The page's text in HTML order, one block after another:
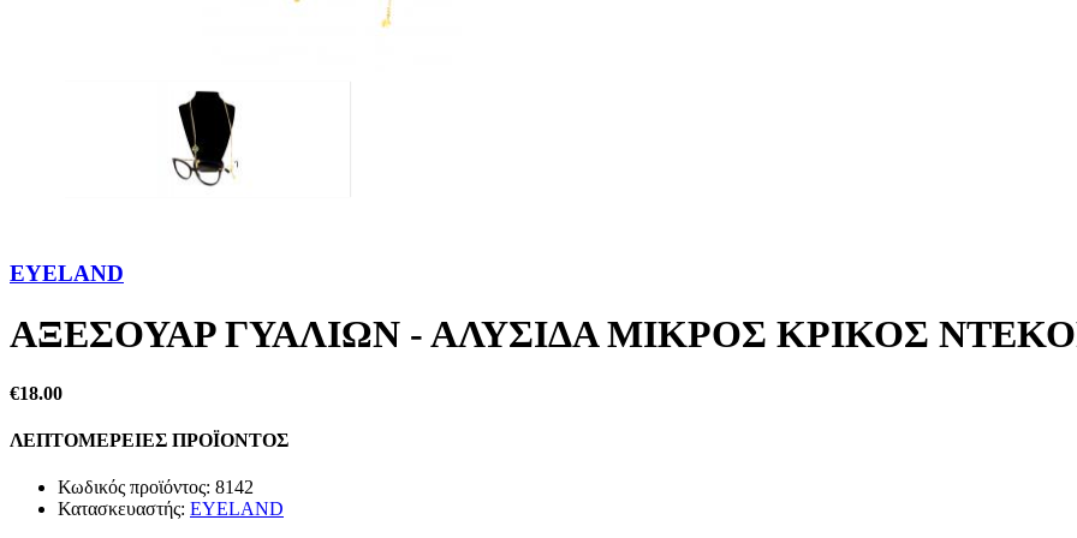
EYELAND
ΑΞΕΣΟΥΑΡ ΓΥΑΛΙΩΝ - ΑΛΥΣΙΔΑ ΜΙΚΡΟΣ ΚΡΙΚΟΣ
€18.00
ΛΕΠΤΟΜΕΡΕΙΕΣ ΠΡΟΪΟΝΤΟΣ
Κωδικός προϊόντος: 8142
Κατασκευαστής: EYELAND